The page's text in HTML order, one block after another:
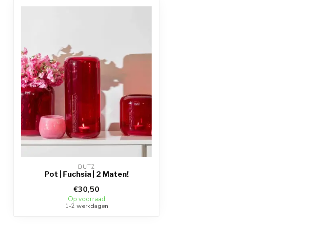
DUTZ
Pot | Fuchsia | 2 Maten!
€30,50
Op voorraad
1-2 werkdagen